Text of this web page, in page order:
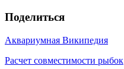
Поделиться
Аквариумная Википедия
Расчет совместимости рыбок